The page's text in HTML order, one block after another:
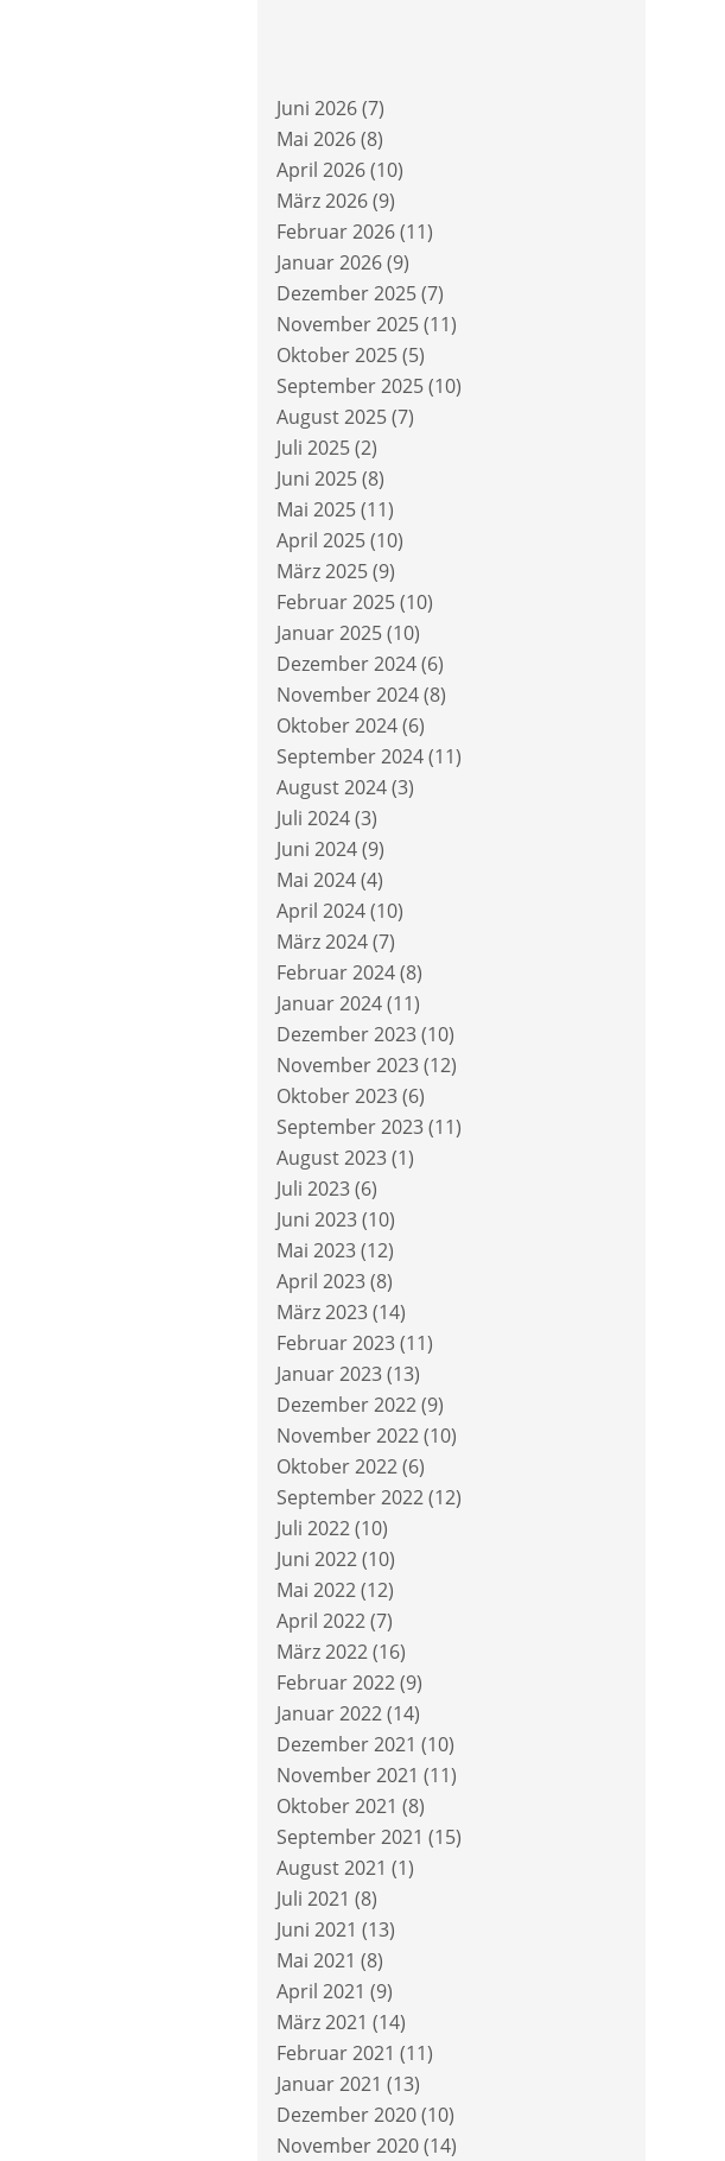
Juni 2026(7)
Mai 2026(8)
April 2026(10)
März 2026(9)
Februar 2026(11)
Januar 2026(9)
Dezember 2025(7)
November 2025(11)
Oktober 2025(5)
September 2025(10)
August 2025(7)
Juli 2025(2)
Juni 2025(8)
Mai 2025(11)
April 2025(10)
März 2025(9)
Februar 2025(10)
Januar 2025(10)
Dezember 2024(6)
November 2024(8)
Oktober 2024(6)
September 2024(11)
August 2024(3)
Juli 2024(3)
Juni 2024(9)
Mai 2024(4)
April 2024(10)
März 2024(7)
Februar 2024(8)
Januar 2024(11)
Dezember 2023(10)
November 2023(12)
Oktober 2023(6)
September 2023(11)
August 2023(1)
Juli 2023(6)
Juni 2023(10)
Mai 2023(12)
April 2023(8)
März 2023(14)
Februar 2023(11)
Januar 2023(13)
Dezember 2022(9)
November 2022(10)
Oktober 2022(6)
September 2022(12)
Juli 2022(10)
Juni 2022(10)
Mai 2022(12)
April 2022(7)
März 2022(16)
Februar 2022(9)
Januar 2022(14)
Dezember 2021 (10)
November 2021 (11)
Oktober 2021 (8)
September 2021 (15)
August 2021 (1)
Juli 2021 (8)
Juni 2021 (13)
Mai 2021 (8)
April 2021 (9)
März 2021 (14)
Februar 2021 (11)
Januar 2021 (13)
Dezember 2020(10)
November 2020(14)